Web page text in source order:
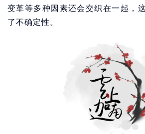
变革等多种因素还会交织在一起，
了不确定性。